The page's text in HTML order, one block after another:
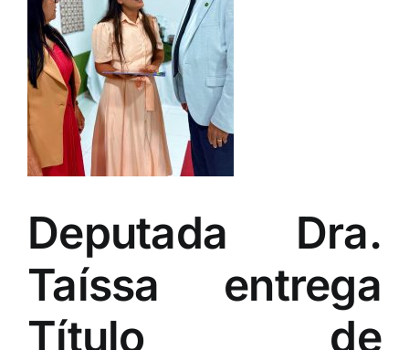
Deputada Dra.
Taíssa entrega
Título de